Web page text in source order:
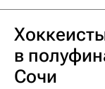
в
Сочи